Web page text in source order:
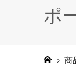
ポ
商